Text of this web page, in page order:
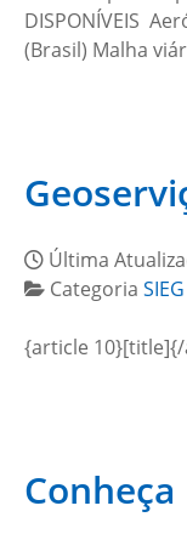
DISPONÍVEIS
(Brasil) Malha
Última
Categoria
{article
Conheça